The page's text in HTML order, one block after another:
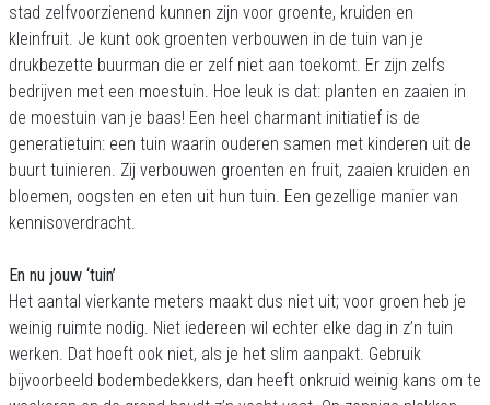
stad zelfvoorzienend kunnen zijn voor groente, kruiden en
kleinfruit. Je kunt ook groenten verbouwen in de tuin van je
drukbezette buurman die er zelf niet aan toekomt. Er zijn zelfs
bedrijven met een moestuin. Hoe leuk is dat: planten en zaaien in
de moestuin van je baas! Een heel charmant initiatief is de
generatietuin: een tuin waarin ouderen samen met kinderen uit de
buurt tuinieren. Zij verbouwen groenten en fruit, zaaien kruiden en
bloemen, oogsten en eten uit hun tuin. Een gezellige manier van
kennisoverdracht.
En nu jouw ‘tuin’
Het aantal vierkante meters maakt dus niet uit; voor groen heb je
weinig ruimte nodig. Niet iedereen wil echter elke dag in z’n tuin
werken. Dat hoeft ook niet, als je het slim aanpakt. Gebruik
bijvoorbeeld bodembedekkers, dan heeft onkruid weinig kans om te